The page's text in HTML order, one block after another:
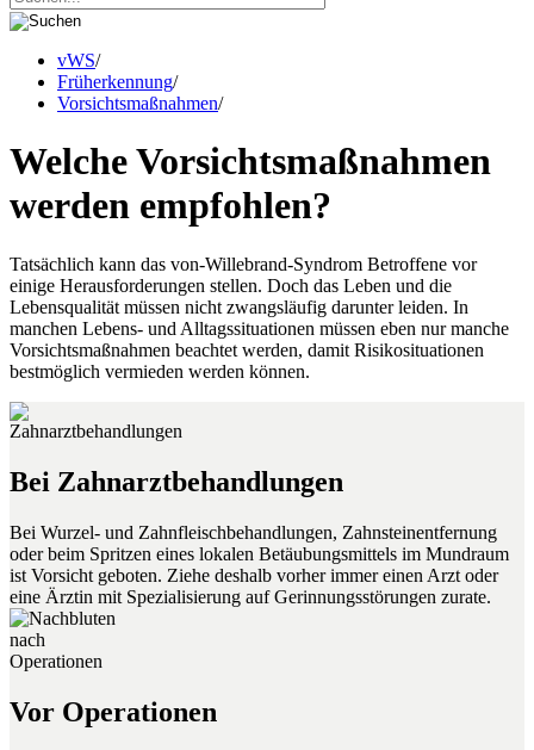
vWS/
Früherkennung/
Vorsichtsmaßnahmen/
Welche Vorsichtsmaßnahmen
werden empfohlen?
Tatsächlich kann das von-Willebrand-Syndrom Betroffene vor
einige Herausforderungen stellen. Doch das Leben und die
Lebensqualität müssen nicht zwangsläufig darunter leiden. In
manchen Lebens- und Alltagssituationen müssen eben nur manche
Vorsichtsmaßnahmen beachtet werden, damit Risikosituationen
bestmöglich vermieden werden können.
Bei Zahnarztbehandlungen
Bei Wurzel- und Zahnfleischbehandlungen, Zahnsteinentfernung
oder beim Spritzen eines lokalen Betäubungsmittels im Mundraum
ist Vorsicht geboten. Ziehe deshalb vorher immer einen Arzt oder
eine Ärztin mit Spezialisierung auf Gerinnungsstörungen zurate.
Vor Operationen